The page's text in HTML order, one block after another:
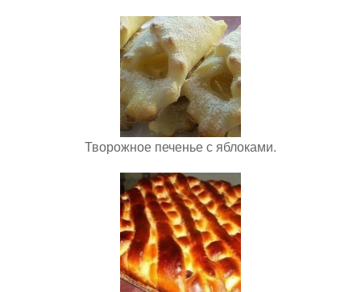
Творожное печенье с яблоками.